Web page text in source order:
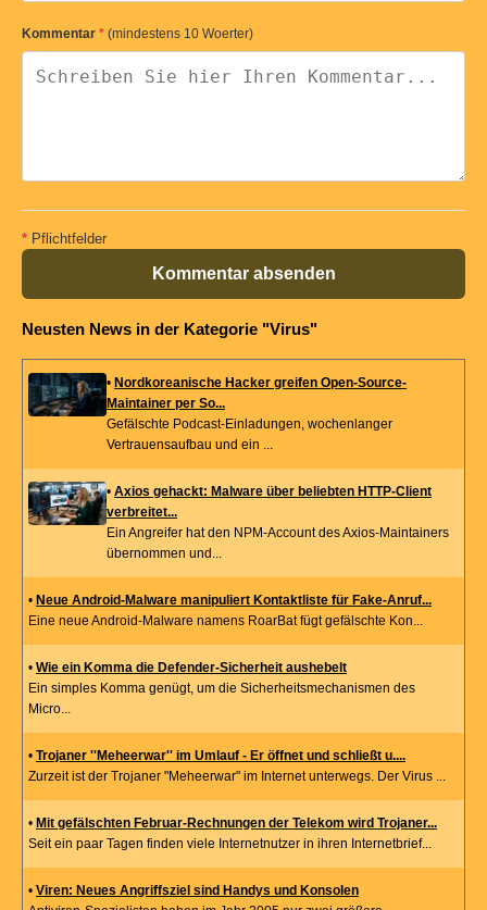
Kommentar * (mindestens 10 Woerter)
* Pflichtfelder
Kommentar absenden
Neusten News in der Kategorie "Virus"
• Nordkoreanische Hacker greifen Open-Source-
Maintainer per So...
Gefälschte Podcast-Einladungen, wochenlanger
Vertrauensaufbau und ein ...
• Axios gehackt: Malware über beliebten HTTP-Client
verbreitet...
Ein Angreifer hat den NPM-Account des Axios-Maintainers
übernommen und...
• Neue Android-Malware manipuliert Kontaktliste für Fake-Anruf...
Eine neue Android-Malware namens RoarBat fügt gefälschte Kon...
• Wie ein Komma die Defender-Sicherheit aushebelt
Ein simples Komma genügt, um die Sicherheitsmechanismen des
Micro...
• Trojaner ''Meheerwar'' im Umlauf - Er öffnet und schließt u....
Zurzeit ist der Trojaner "Meheerwar" im Internet unterwegs. Der Virus ...
• Mit gefälschten Februar-Rechnungen der Telekom wird Trojaner...
Seit ein paar Tagen finden viele Internetnutzer in ihren Internetbrief...
• Viren: Neues Angriffsziel sind Handys und Konsolen